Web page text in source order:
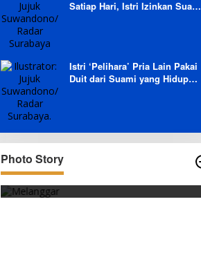
Satiap Hari, Istri Izinkan Suami
Istri ‘Pelihara’ Pria Lain Pakai
Duit dari Suami yang Hidup
Photo Story